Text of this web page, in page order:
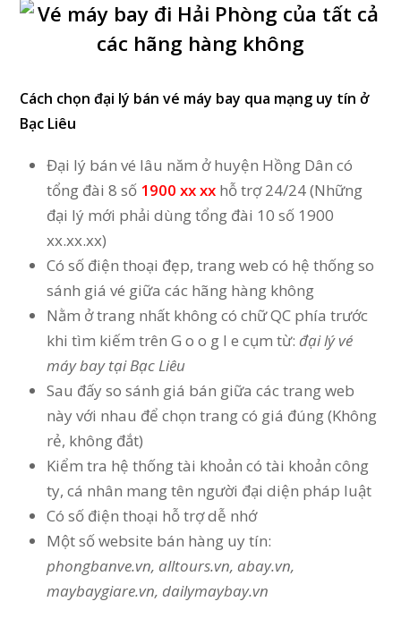
Cách chọnđại lý bán vé máy bay qua mạng uy tín ở
Bạc Liêu
Đại lý bán vé lâu năm ở huyện Hồng Dân có
tổng đài 8 số 1900 xx xx hỗ trợ 24/24 (Những
đại lý mới phải dùng tổng đài 10 số 1900
xx.xx.xx)
Có số điện thoại đẹp, trang web có hệ thống so
sánh giá vé giữa các hãng hàng không
Nằm ở trang nhất không có chữ QC phía trước
khi tìm kiếm trên G o o g l e cụm từ: đại lý vé
máy bay tại Bạc Liêu
Sau đấy so sánh giá bán giữa các trang web
này với nhau để chọn trang có giá đúng (Không
rẻ, không đắt)
Kiểm tra hệ thống tài khoản có tài khoản công
ty, cá nhân mang tên người đại diện pháp luật
Có số điện thoại hỗ trợ dễ nhớ
Một số website bán hàng uy tín:
phongbanve.vn, alltours.vn, abay.vn,
maybaygiare.vn, dailymaybay.vn